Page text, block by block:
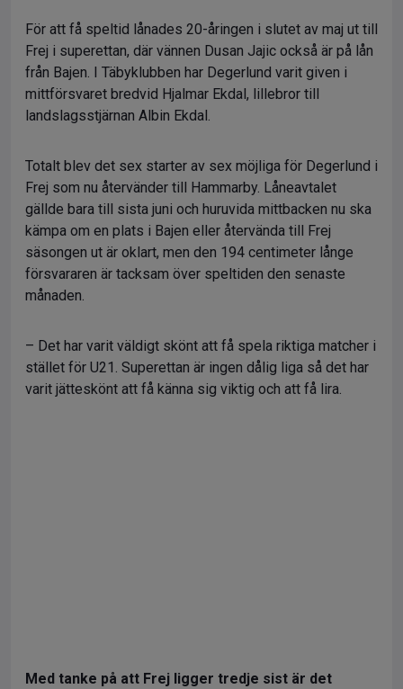
För att få speltid lånades 20-åringen i slutet av maj ut till
Frej i superettan, där vännen Dusan Jajic också är på lån
från Bajen. I Täbyklubben har Degerlund varit given i
mittförsvaret bredvid Hjalmar Ekdal, lillebror till
landslagsstjärnan Albin Ekdal.
Totalt blev det sex starter av sex möjliga för Degerlund i
Frej som nu återvänder till Hammarby. Låneavtalet
gällde bara till sista juni och huruvida mittbacken nu ska
kämpa om en plats i Bajen eller återvända till Frej
säsongen ut är oklart, men den 194 centimeter långe
försvararen är tacksam över speltiden den senaste
månaden.
– Det har varit väldigt skönt att få spela riktiga matcher i
stället för U21. Superettan är ingen dålig liga så det har
varit jätteskönt att få känna sig viktig och att få lira.
Med tanke på att Frej ligger tredje sist är det